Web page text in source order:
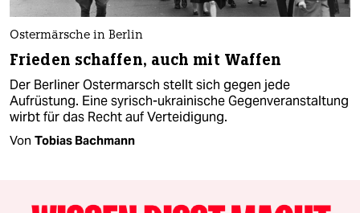
Ostermärsche in Berlin
Frieden schaffen, auch mit Waffen
Der Berliner Ostermarsch stellt sich gegen jede
Aufrüstung. Eine syrisch-ukrainische Gegenveranstaltung
wirbt für das Recht auf Verteidigung.
Von Tobias Bachmann